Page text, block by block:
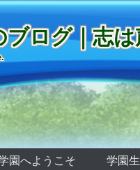
ブログ｜志
園へようこそ 学園